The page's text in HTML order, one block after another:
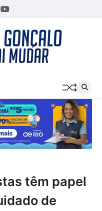
YouTube
têm papel
de